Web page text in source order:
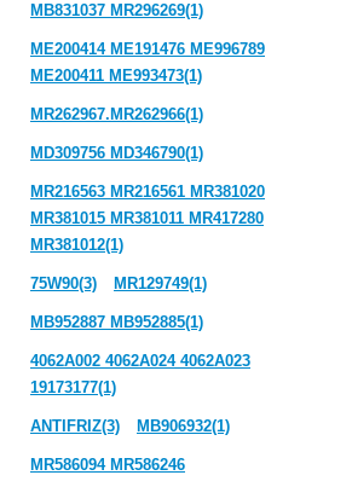
MB831037 MR296269(1)
ME200414 ME191476 ME996789
ME200411 ME993473(1)
MR262967.MR262966(1)
MD309756 MD346790(1)
MR216563 MR216561 MR381020
MR381015 MR381011 MR417280
MR381012(1)
75W90(3) MR129749(1)
MB952887 MB952885(1)
4062A002 4062A024 4062A023
19173177(1)
ANTIFRIZ(3) MB906932(1)
MR586094 MR586246